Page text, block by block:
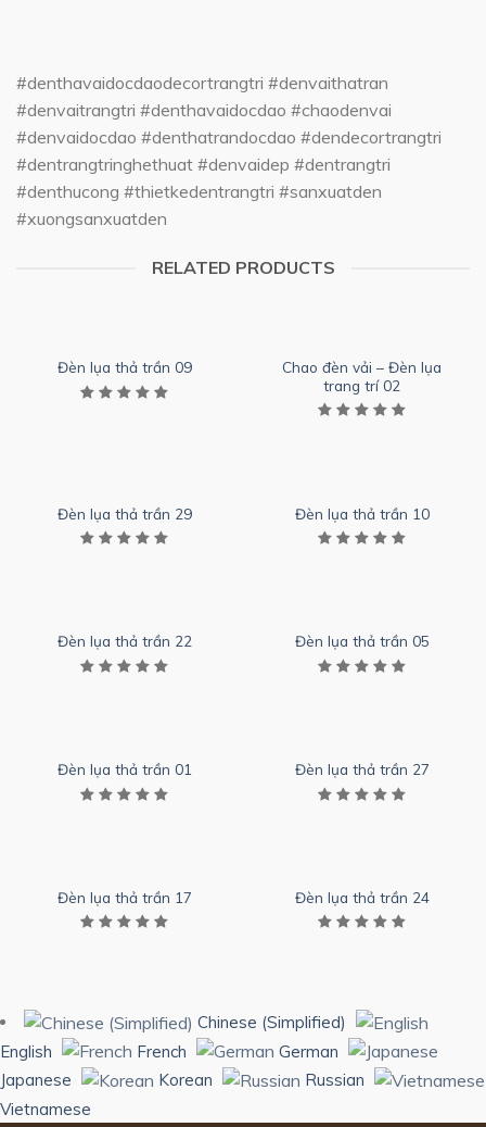
#denthavaidocdaodecortrangtri #denvaithatran
#denvaitrangtri #denthavaidocdao #chaodenvai
#denvaidocdao #denthatrandocdao #dendecortrangtri
#dentrangtringhethuat #denvaidep #dentrangtri
#denthucong #thietkedentrangtri #sanxuatden
#xuongsanxuatden
RELATED PRODUCTS
Đèn lụa thả trần 09
Chao đèn vải – Đèn lụa
trang trí 02
Đèn lụa thả trần 29 Đèn lụa thả trần 10
Đèn lụa thả trần 22 Đèn lụa thả trần 05
Đèn lụa thả trần 01 Đèn lụa thả trần 27
Đèn lụa thả trần 17 Đèn lụa thả trần 24
Chinese (Simplified)
English
French
German
Japanese
Korean
Russian
Vietnamese